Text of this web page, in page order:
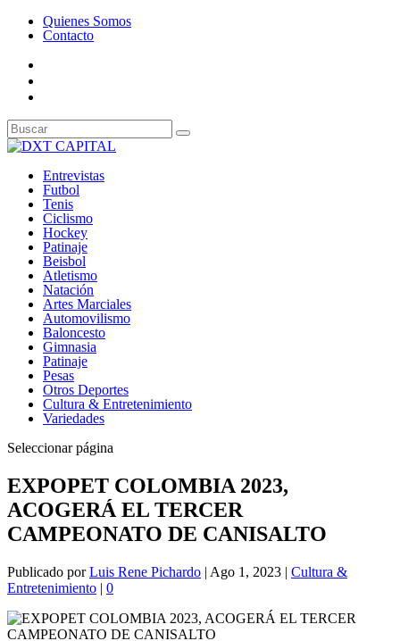
Quienes Somos
Contacto
Entrevistas
Futbol
Tenis
Ciclismo
Hockey
Patinaje
Beisbol
Atletismo
Natación
Artes Marciales
Automovilismo
Baloncesto
Gimnasia
Patinaje
Pesas
Otros Deportes
Cultura & Entretenimiento
Variedades
Seleccionar página
EXPOPET COLOMBIA 2023,
ACOGERÁ EL TERCER
CAMPEONATO DE CANISALTO
Publicado porLuis Rene Pichardo | Ago 1, 2023 | Cultura &
Entretenimiento | 0